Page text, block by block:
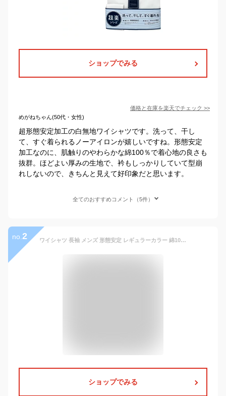
ショップでみる
価格と在庫を楽天でチェック >>
めがねちゃん(50代・女性)
超形態安定加工の白無地ワイシャツです。洗って、干し
て、すぐ着られるノーアイロンが嬉しいですね。形態安定
加工なのに、肌触りのやわらかな綿100％で着心地の良さも
抜群。ほどよい厚みの生地で、衿もしっかりしていて型崩
れしないので、きちんと見えて好印象だと思います。
全てのおすすめコメント（5件）
no. 2 ワイシャツ 長袖 メンズ 形態安定 レギュラーカラー 綿100% ドレスシャツ Yシャツ カッターシャツ ビジネスシャツ 白シャツ U.P renoma リクルート 就活 結婚式 レノマ 新生活 冠婚葬祭 就活 2301FTS 20par
ショップでみる